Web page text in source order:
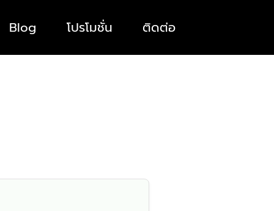
Blog โปรโมชั่น ติดต่อ